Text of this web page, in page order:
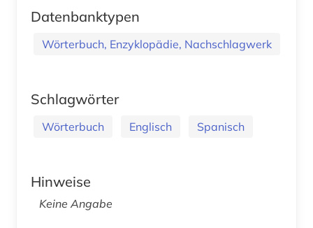
Datenbanktypen
Wörterbuch, Enzyklopädie, Nachschlagwerk
Schlagwörter
Wörterbuch Englisch Spanisch
Hinweise
Keine Angabe